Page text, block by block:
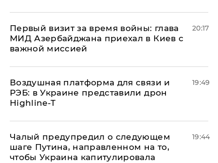
Первый визит за время войны: глава
МИД Азербайджана приехал в Киев с
важной миссией
20:17
Воздушная платформа для связи и
РЭБ: в Украине представили дрон
Highline-T
19:49
Чалый предупредил о следующем
шаге Путина, направленном на то,
чтобы Украина капитулировала
19:44